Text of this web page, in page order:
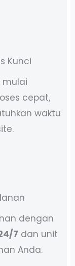
Kunci
mulai
cepat,
waktu
dengan
7 dan unit
Anda.